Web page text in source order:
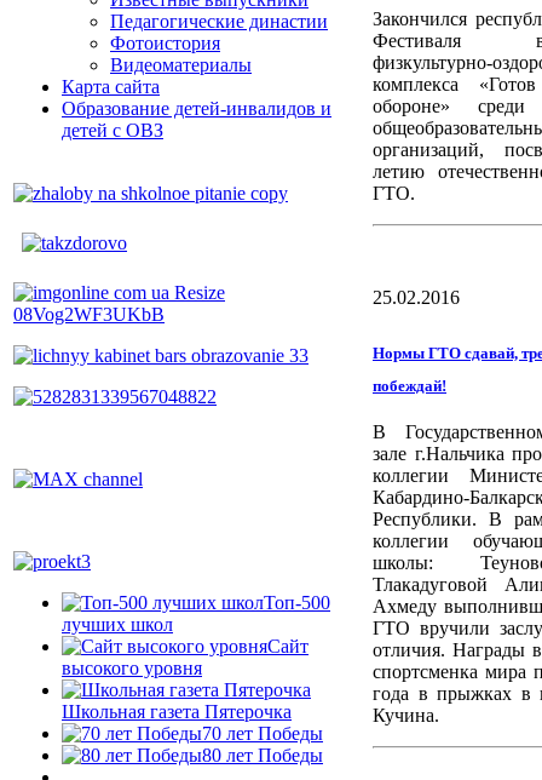
Педагогические династии
Фотоистория
Видеоматериалы
Карта сайта
Образование детей-инвалидов и
детей с ОВЗ
Топ-500
лучших школ
Сайт
высокого уровня
Школьная газета Пятерочка
70 лет Победы
80 лет Победы
Закончился
Фестиваля
физкультурно-
комплекса
обороне» среди
организаций,
летию
ГТО.
25.02.2016
Нормы ГТО сдавай,
побеждай!
В
зале г.Нальчика
коллегии
Кабардино-
Республики. В
коллегии
школы:
Тлакадуговой
Ахмеду
ГТО вручили
отличия. Награды
спортсменка мира
года в прыжках в
Кучина.